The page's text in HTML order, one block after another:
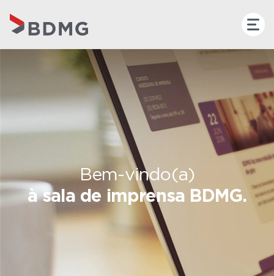
Bem-vindo(a)
à sala de imprensa BDMG.